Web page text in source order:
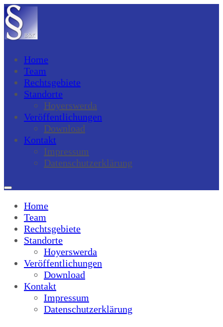
Home
Team
Rechtsgebiete
Standorte
Hoyerswerda
Veröffentlichungen
Download
Kontakt
Impressum
Datenschutzerklärung
Home
Team
Rechtsgebiete
Standorte
Hoyerswerda
Veröffentlichungen
Download
Kontakt
Impressum
Datenschutzerklärung